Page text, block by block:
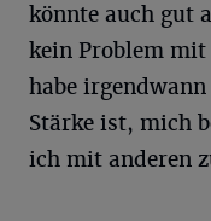
könnte auch gut
kein Problem mit
habe
Stärke ist, mich
ich mit anderen